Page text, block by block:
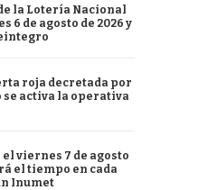
la Lotería Nacional
6 de agosto de 2026 y
roja decretada por
se activa la operativa
viernes 7 de agosto
el tiempo en cada
Inumet